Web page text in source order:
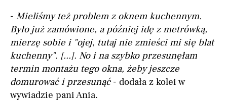
- Mieliśmy też problem z oknem kuchennym.
Było już zamówione, a później idę z metrówką,
mierzę sobie i "ojej, tutaj nie zmieści mi się blat
kuchenny". [...]. No i na szybko przesunęłam
termin montażu tego okna, żeby jeszcze
domurować i przesunąć- dodała z kolei w
wywiadzie pani Ania.